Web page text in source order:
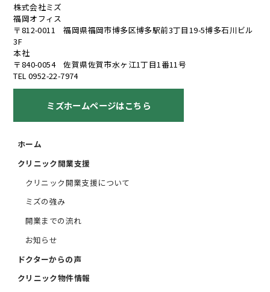
株式会社ミズ
福岡オフィス
〒812-0011 福岡県福岡市博多区博多駅前3丁目19-5博多石川ビル
3F
本社
〒840-0054 佐賀県佐賀市水ヶ江1丁目1番11号
TEL 0952-22-7974
ミズホームページはこちら
ホーム
クリニック開業支援
クリニック開業支援について
ミズの強み
開業までの流れ
お知らせ
ドクターからの声
クリニック物件情報